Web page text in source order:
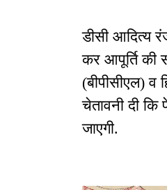
डीसी आदित्य
कर आपूर्ति की
(बीपीसीएल) व
चेतावनी दी कि
जाएगी.